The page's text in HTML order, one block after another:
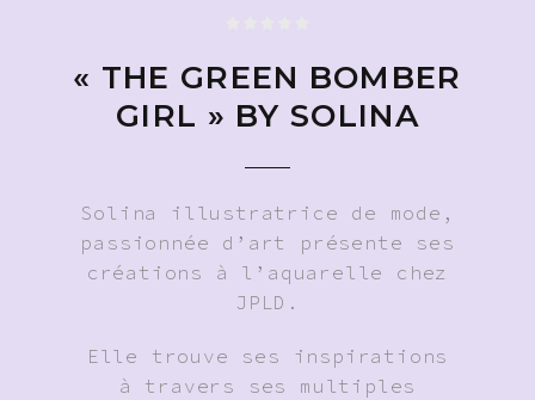
« THE GREEN BOMBER
GIRL » BY SOLINA
Solina illustratrice de mode,
passionnée d’art présente ses
créations à l’aquarelle chez
JPLD.
Elle trouve ses inspirations
à travers ses multiples